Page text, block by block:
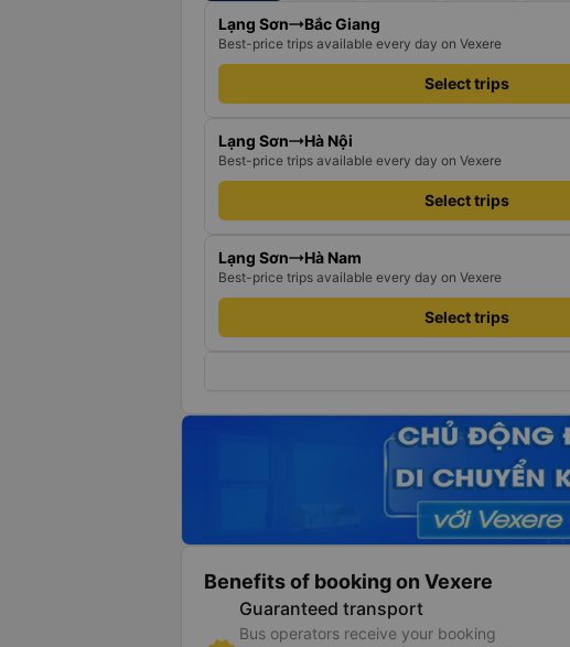
Lạng Sơn Bắc Giang
Best-price trips available every day on Vexere
Select trips
Lạng Sơn Hà Nội
Best-price trips available every day on Vexere
Select trips
Lạng Sơn Hà Nam
Best-price trips available every day on Vexere
Select trips
Benefits of booking on Vexere
Guaranteed transport
Bus operators receive your booking